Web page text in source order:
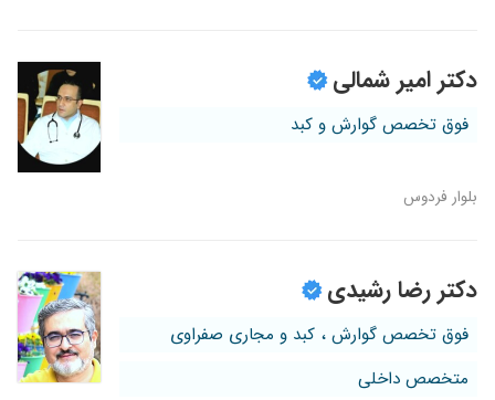
دکتر امیر شمالی
فوق تخصص گوارش و کبد
بلوار فردوس
دکتر رضا رشیدی
فوق تخصص گوارش ، کبد و مجاری صفراوی
متخصص داخلی